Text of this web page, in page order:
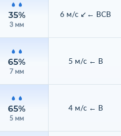
35%
3 мм
6 м/с ↙← ВСВ
65%
7 мм
5 м/с ← В
65%
5 мм
4 м/с ← В